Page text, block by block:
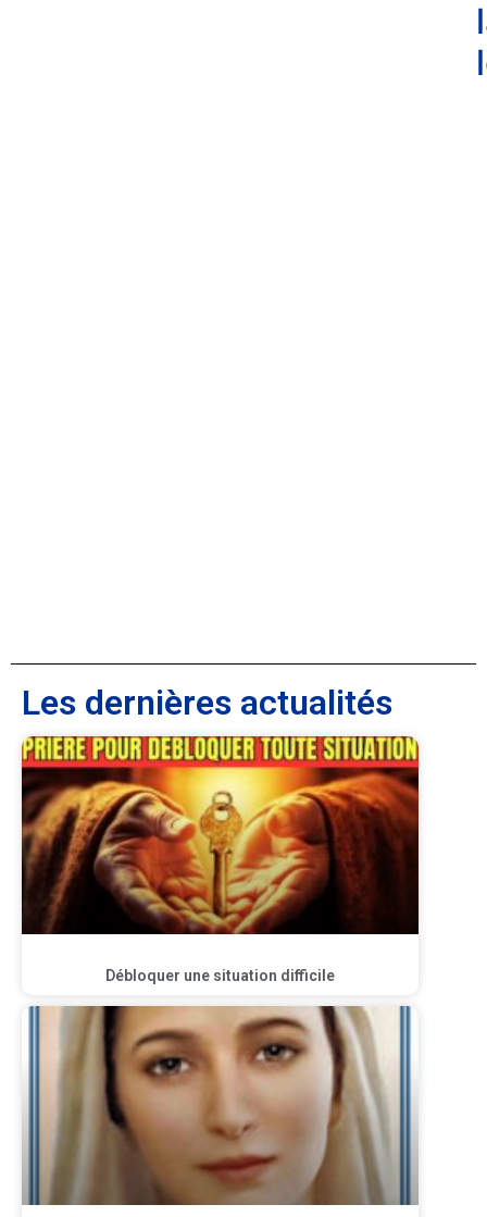
Les dernières actualités
Débloquer une situation difficile